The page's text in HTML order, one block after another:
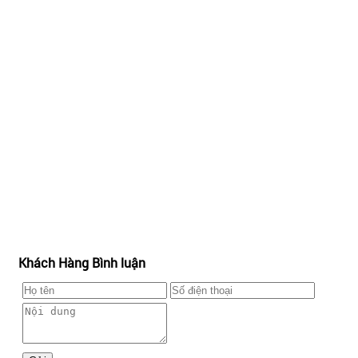
Khách Hàng Bình luận